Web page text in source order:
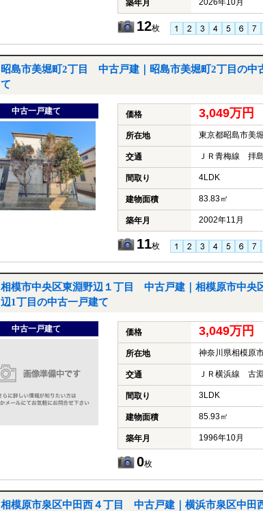
築年月 2026年10月
12枚
昭島市美堀町2丁目 中古戸建｜昭島市美堀町2丁目の中
て
中古一戸建て 価格 3,049万円
所在地 東京都昭島市美
交通 ＪＲ青梅線 拝
間取り 4LDK
建物面積 83.83㎡
築年月 2002年11月
11枚
相模市中央区東淵野辺１丁目 中古戸建｜相模原市中央
辺1丁目の中古一戸建て
中古一戸建て 価格 3,049万円
所在地 神奈川県相模原
交通 ＪＲ横浜線 古
間取り 3LDK
建物面積 85.93㎡
築年月 1996年10月
0枚
相模原市泉区中田西４丁目 中古戸建｜横浜市泉区中田